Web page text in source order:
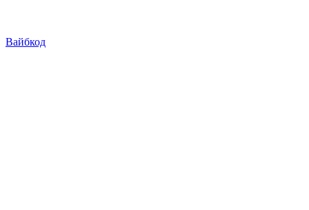
Вайбкод